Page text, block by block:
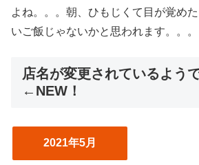
よね。。。朝、ひもじくて目が覚め
いご飯じゃないかと思われます。。。
店名が変更されているよう
←NEW！
2021年5月